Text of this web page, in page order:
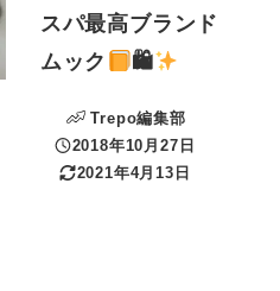
スパ最高ブランド
ムック
🛍
Trepo編集部
投稿日
2018年10月27日
更新日
2021年4月13日